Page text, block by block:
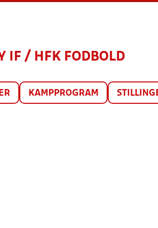
IF / HFK FODBOLD
KAMPPROGRAM